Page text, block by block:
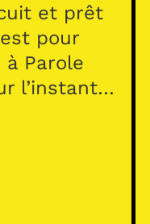
et prêt
pour
Parole
l’instant…